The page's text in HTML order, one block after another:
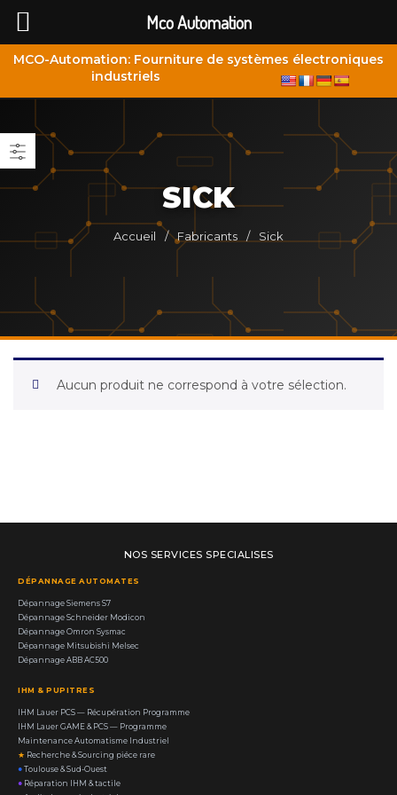
MCO-Automation: Fourniture de systèmes électroniques
industriels
SICK
Accueil / Fabricants / Sick
Aucun produit ne correspond à votre sélection.
NOS SERVICES SPECIALISES
DÉPANNAGE AUTOMATES
Dépannage Siemens S7
Dépannage Schneider Modicon
Dépannage Omron Sysmac
Dépannage Mitsubishi Melsec
Dépannage ABB AC500
IHM & PUPITRES
IHM Lauer PCS — Récupération Programme
IHM Lauer GAME & PCS — Programme
Maintenance Automatisme Industriel
★ Recherche & Sourcing piéce rare
● Toulouse & Sud-Ouest
● Réparation IHM & tactile
Mco Automation